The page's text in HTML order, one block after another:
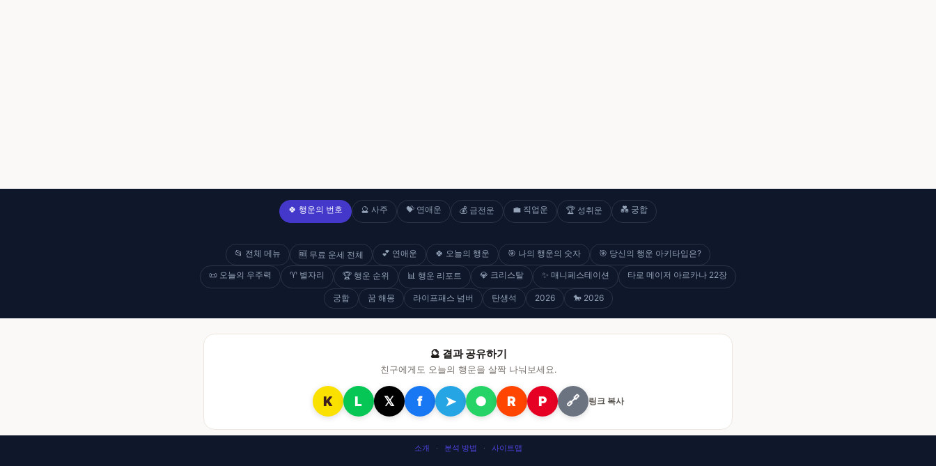
🍀 행운의 번호 🔮 사주 💝 연애운 💰 금전운 💼 직업운 🏆 성취운 💑 궁합
📂 전체 메뉴 🆓 무료 운세 전체 💕 연애운 🍀 오늘의 행운 🎯 나의 행운의 숫자 🎯 당신의 행운 아키타입은?
📜 오늘의 우주력 ♈ 별자리 🏆 행운 순위 📊 행운 리포트 💎 크리스탈 ✨ 매니페스테이션 타로 메이저 아르카나 22장
궁합 꿈 해몽 라이프패스 넘버 탄생석 2026 🐎 2026
🔮 결과 공유하기
친구에게도 오늘의 행운을 살짝 나눠보세요.
K L 𝕏 f ➤ ● R P 🔗 링크 복사
소개 · 분석 방법 · 사이트맵